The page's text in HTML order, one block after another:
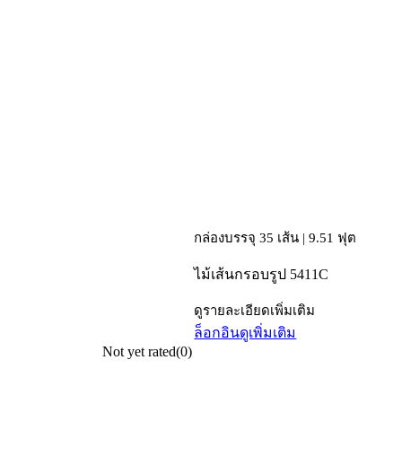
กล่องบรรจุ 35 เส้น | 9.51 ฟุต
ไม้เส้นกรอบรูป 5411C
ดูรายละเอียดเพิ่มเติม
ล็อกอินดูเพิ่มเติม
Not yet rated(0)